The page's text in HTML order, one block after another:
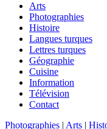
Arts
Photographies
Histoire
Langues turques
Lettres turques
Géographie
Cuisine
Information
Télévision
Contact
Photographies | Arts |